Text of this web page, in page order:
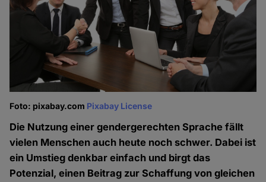
Foto: pixabay.com Pixabay License
Die Nutzung einer gendergerechten Sprache fällt
vielen Menschen auch heute noch schwer. Dabei ist
ein Umstieg denkbar einfach und birgt das
Potenzial, einen Beitrag zur Schaffung von gleichen